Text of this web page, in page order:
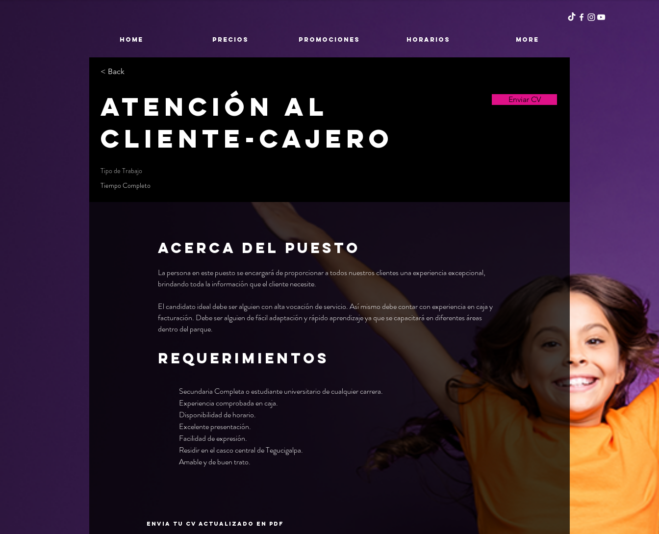
HOME PRECIOS PROMOCIONES HORARIOS More
< Back
Atención al
Cliente-Cajero
Enviar CV
Tipo de Trabajo
Tiempo Completo
Acerca del puesto
La persona en este puesto se encargará de proporcionar a todos nuestros clientes una experiencia excepcional,
brindando toda la información que el cliente necesite.
El candidato ideal debe ser alguien con alta vocación de servicio. Así mismo debe contar con experiencia en caja y
facturación. Debe ser alguien de fácil adaptación y rápido aprendizaje ya que se capacitará en diferentes áreas
dentro del parque.
REQUERIMIENTOS
Secundaria Completa o estudiante universitario de cualquier carrera.
Experiencia comprobada en caja.
Disponibilidad de horario.
Excelente presentación.
Facilidad de expresión.
Residir en el casco central de Tegucigalpa.
Amable y de buen trato.
Envia tu CV actualizado en pdf